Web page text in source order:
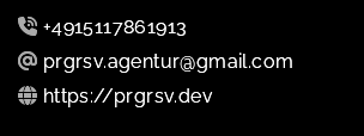
+4915117861913
prgrsv.agentur@gmail.com
https://prgrsv.dev